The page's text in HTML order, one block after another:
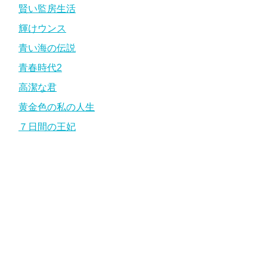
賢い監房生活
輝けウンス
青い海の伝説
青春時代2
高潔な君
黄金色の私の人生
７日間の王妃